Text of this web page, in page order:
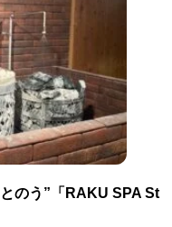
のう”「RAKU SPA St